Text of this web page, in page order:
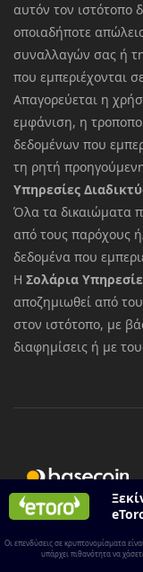
αυτόν τον ιστότοπο
οποιαδήποτε
συναλλαγών σας ή
που εμπεριέχονται
Απαγορεύεται η
εμφάνιση, η
δεδομένων που
τη ρητή
Υπηρεσίες
Όλα τα δικαιώματα
από τους παρόχους
δεδομένα που
Η Σολάρια
αποζημιωθεί από
στον ιστότοπο, με
διαφημίσεις ή με
Οι επενδύσεις σε κρυπτονομίσματα
υπάρχει πιθανότητα να